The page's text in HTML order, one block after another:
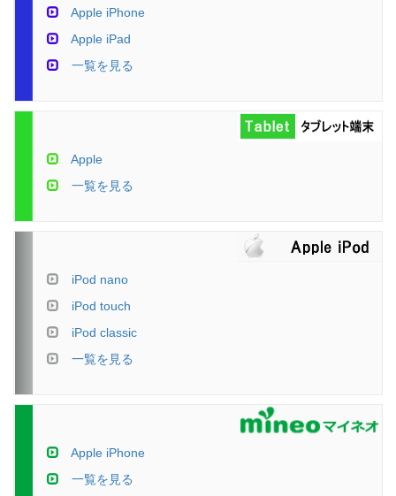
Apple iPhone
Apple iPad
一覧を見る
Apple
一覧を見る
iPod nano
iPod touch
iPod classic
一覧を見る
Apple iPhone
一覧を見る